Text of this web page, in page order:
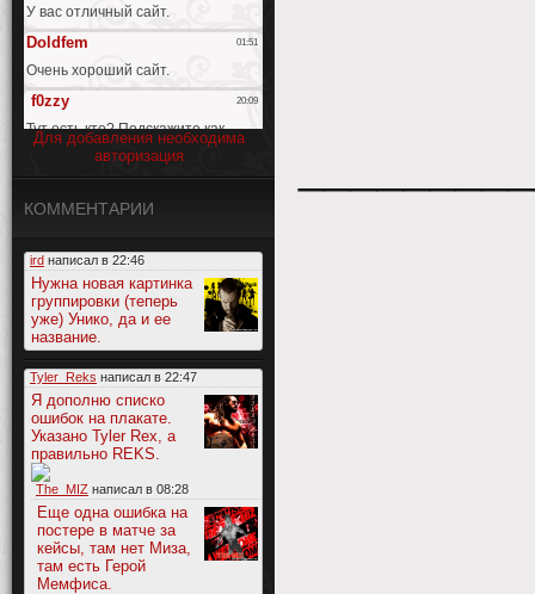
Для добавления необходима
авторизация
КОММЕНТАРИИ
ird написал в 22:46
Нужна новая картинка
группировки (теперь
уже) Унико, да и ее
название.
Tyler_Reks написал в 22:47
Я дополню списко
ошибок на плакате.
Указано Tyler Rex, а
правильно REKS.
The_MIZ написал в 08:28
Еще одна ошибка на
постере в матче за
кейсы, там нет Миза,
там есть Герой
Мемфиса.